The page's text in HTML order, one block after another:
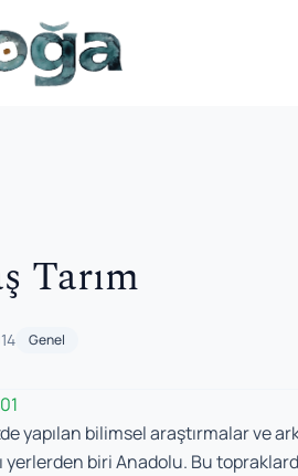
Tarım
Genel
yapılan bilimsel araştırmalar ve
yerlerden biri Anadolu. Bu